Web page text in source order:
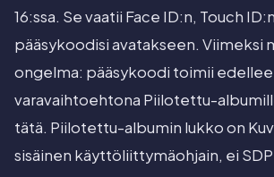
16:ssa. Se vaatii Face ID:n, Touch
pääsykoodisi avatakseen. Viimeksi
ongelma: pääsykoodi toimii
varavaihtoehtona Piilotettu-
tätä. Piilotettu-albumin lukko on
sisäinen käyttöliittymäohjain, ei